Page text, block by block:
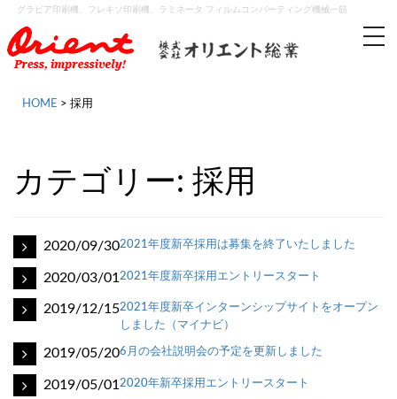
グラビア印刷機、フレキソ印刷機、ラミネータ フィルムコンバーティング機械一筋
HOME > 採用
カテゴリー: 採用
2020/09/302021年度新卒採用は募集を終了いたしました
2020/03/01 2021年度新卒採用エントリースタート
2019/12/152021年度新卒インターンシップサイトをオープン
しました（マイナビ）
2019/05/206月の会社説明会の予定を更新しました
2019/05/01 2020年新卒採用エントリースタート